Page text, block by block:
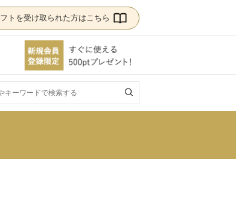
トを受け取られた方はこちら